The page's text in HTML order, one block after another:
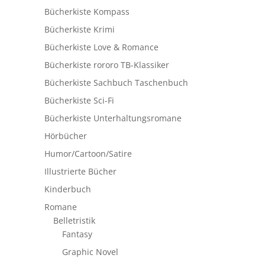
Bücherkiste Kompass
Bücherkiste Krimi
Bücherkiste Love & Romance
Bücherkiste rororo TB-Klassiker
Bücherkiste Sachbuch Taschenbuch
Bücherkiste Sci-Fi
Bücherkiste Unterhaltungsromane
Hörbücher
Humor/Cartoon/Satire
Illustrierte Bücher
Kinderbuch
Romane
Belletristik
Fantasy
Graphic Novel